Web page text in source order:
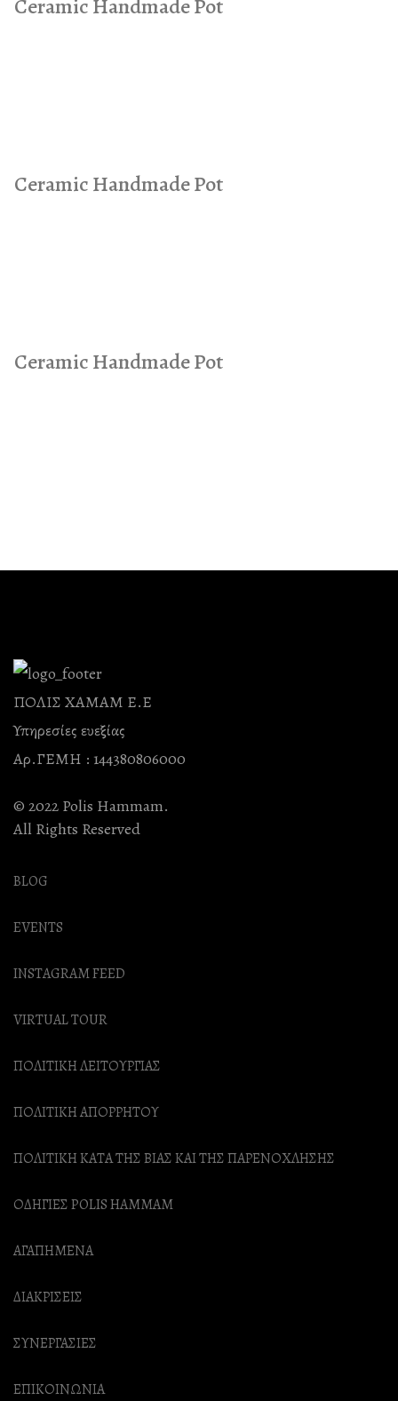
Ceramic Handmade Pot
Ceramic Handmade Pot
Ceramic Handmade Pot
ΠΟΛΙΣ ΧΑΜΑΜ Ε.Ε
Υπηρεσίες ευεξίας
Αρ.ΓΕΜΗ : 144380806000
© 2022 Polis Hammam.
All Rights Reserved
BLOG
EVENTS
INSTAGRAM FEED
VIRTUAL TOUR
ΠΟΛΙΤΙΚΗ ΛΕΙΤΟΥΡΓΙΑΣ
ΠΟΛΙΤΙΚΗ ΑΠΟΡΡΗΤΟΥ
ΠΟΛΙΤΙΚΗ ΚΑΤΑ ΤΗΣ ΒΙΑΣ ΚΑΙ ΤΗΣ ΠΑΡΕΝΟΧΛΗΣΗΣ
ΟΔΗΓΙΕΣ POLIS HAMMAM
ΑΓΑΠΗΜΕΝΑ
ΔΙΑΚΡΙΣΕΙΣ
ΣΥΝΕΡΓΑΣΙΕΣ
ΕΠΙΚΟΙΝΩΝΙΑ